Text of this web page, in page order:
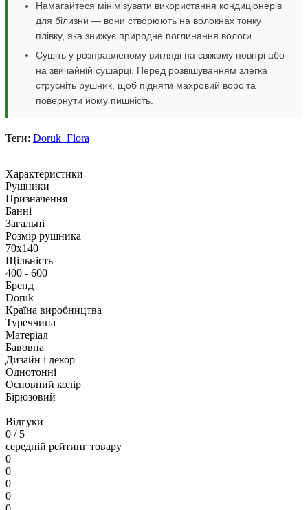
Намагайтеся мінімізувати використання кондиціонерів
для білизни — вони створюють на волокнах тонку
плівку, яка знижує природне поглинання вологи.
Сушіть у розправленому вигляді на свіжому повітрі або
на звичайній сушарці. Перед розвішуванням злегка
струсніть рушник, щоб підняти махровий ворс та
повернути йому пишність.
Теги: Doruk_Flora
Характеристики
Рушники
Призначення
Банні
Загальні
Розмір рушника
70х140
Щільність
400 - 600
Бренд
Doruk
Країна виробництва
Туреччина
Матеріал
Бавовна
Дизайн і декор
Однотонні
Основний колір
Бірюзовий
Відгуки
0 / 5
середній рейтинг товару
0
0
0
0